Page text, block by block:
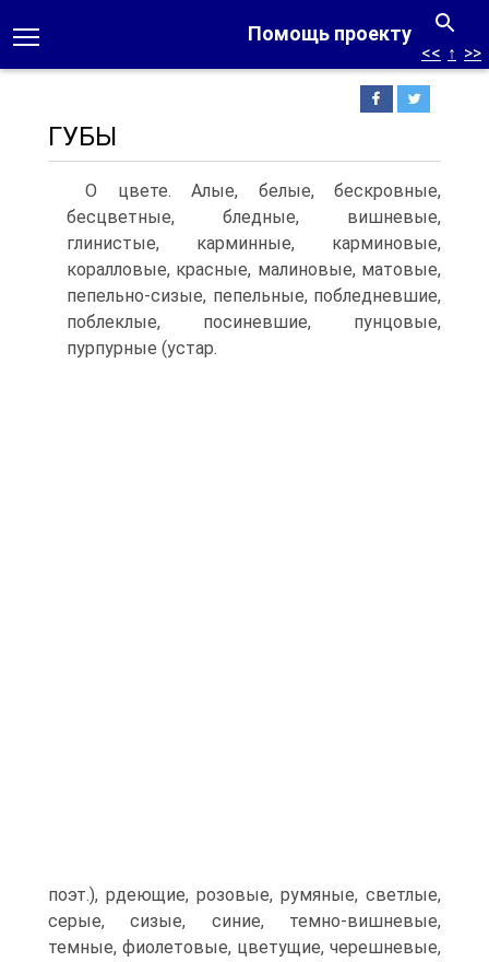
Помощь проекту
<< ↑ >>
ГУБЫ
О цвете. Алые, белые, бескровные,
бесцветные, бледные, вишневые,
глинистые, карминные, карминовые,
коралловые, красные, малиновые, матовые,
пепельно-сизые, пепельные, побледневшие,
поблеклые, посиневшие, пунцовые,
пурпурные (устар.
поэт.), рдеющие, розовые, румяные, светлые,
серые, сизые, синие, темно-вишневые,
темные, фиолетовые, цветущие, черешневые,